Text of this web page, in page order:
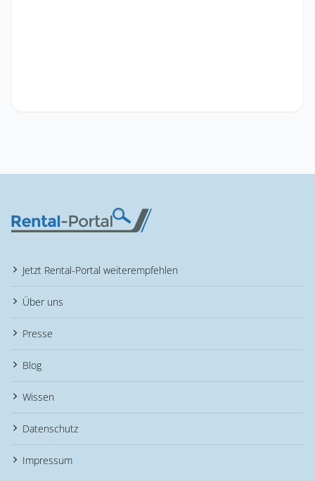
Jetzt Rental-Portal weiterempfehlen
Über uns
Presse
Blog
Wissen
Datenschutz
Impressum